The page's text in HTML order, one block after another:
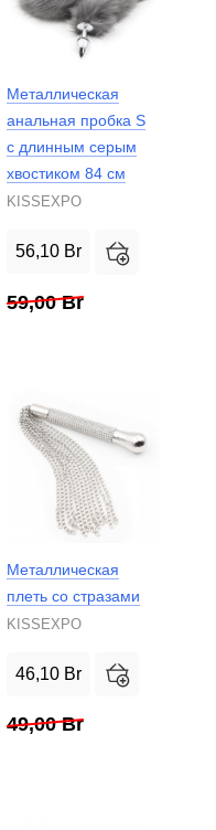
Металлическая
анальная пробка S
с длинным серым
хвостиком 84 см
KISSEXPO
56,10 Br
59,00Br
Металлическая
плеть со стразами
KISSEXPO
46,10 Br
49,00Br